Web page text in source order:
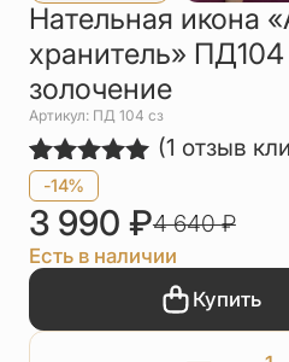
Нательная икона
хранитель»
золочение
Артикул: ПД 104 сз
Рейтинг
5.00из 5
на основе
опроса
1
пользователя
(1 отзыв
-14%
3 990 ₽4 640₽
Есть в наличии
Купить